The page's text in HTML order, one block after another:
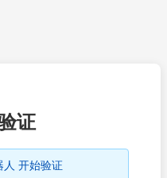
证
人 开始验证